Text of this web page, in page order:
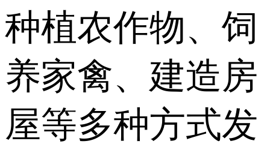
种植农作物、饲
养家禽、建造房
屋等多种方式发